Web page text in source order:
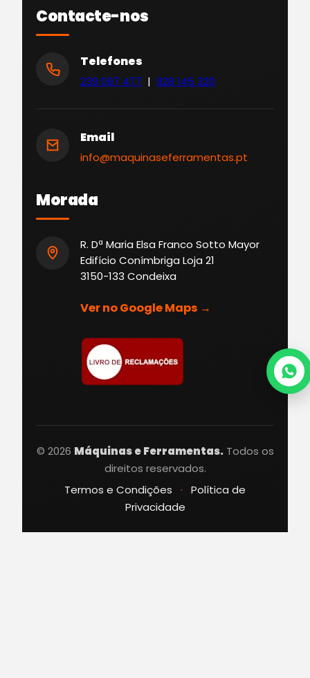
Contacte-nos
Telefones
239 097 477 | 928 145 320
Email
info@maquinaseferramentas.pt
Morada
R. Dª Maria Elsa Franco Sotto Mayor
Edifício Conímbriga Loja 21
3150-133 Condeixa
Ver no Google Maps →
© 2026 Máquinas e Ferramentas.Todos os
direitos reservados.
Termos e Condições
·
Política de
Privacidade